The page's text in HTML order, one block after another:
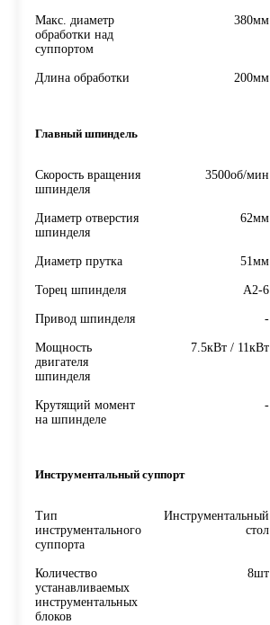
Макс. диаметр
обработки над
суппортом
380мм
Длина обработки 200мм
Главный шпиндель
Скорость вращения
шпинделя
3500об/мин
Диаметр отверстия
шпинделя
62мм
Диаметр прутка 51мм
Торец шпинделя A2-6
Привод шпинделя -
Мощность
двигателя
шпинделя
7.5кВт / 11кВт
Крутящий момент
на шпинделе
-
Инструментальный суппорт
Тип
инструментального
суппорта
Инструментальный
стол
Количество
устанавливаемых
инструментальных
блоков
8шт